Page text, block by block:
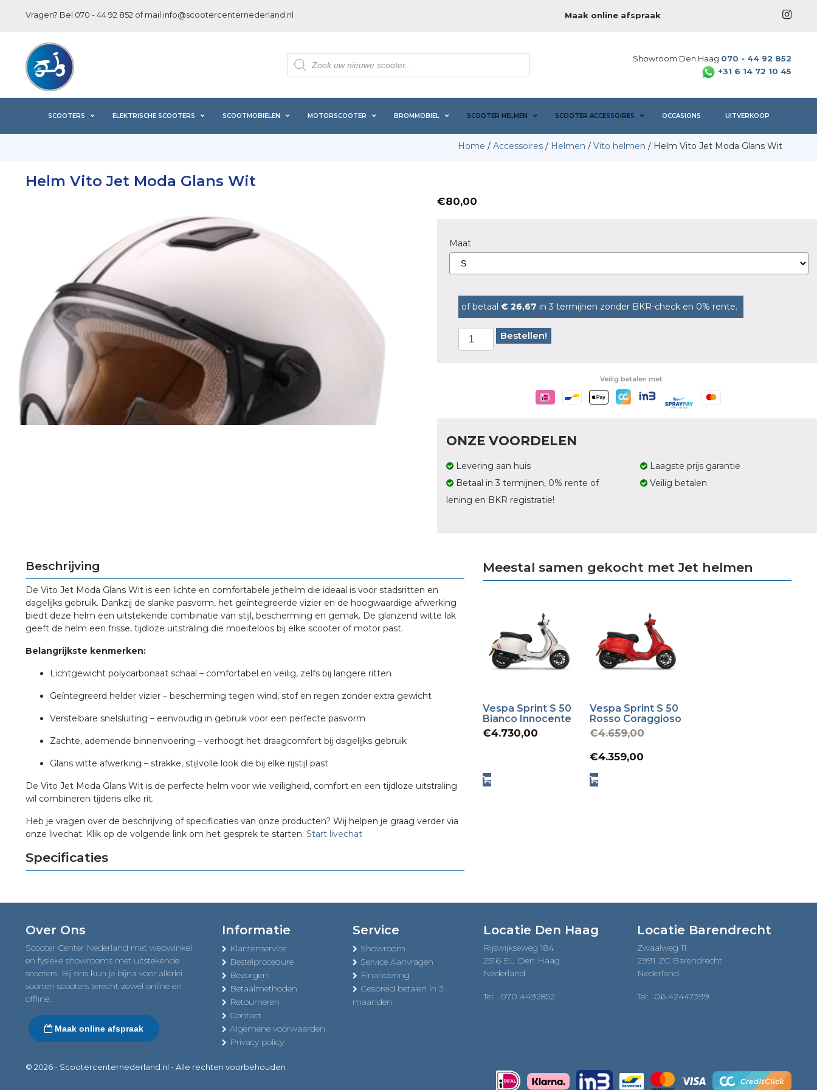
Vragen? Bel 070 - 44 92 852 of mail info@scootercenternederland.nl Maak online afspraak
Producten
zoeken
Showroom Den Haag 070 - 44 92 852
+31 6 14 72 10 45
SCOOTERS ELEKTRISCHE SCOOTERS SCOOTMOBIELEN MOTORSCOOTER BROMMOBIEL SCOOTER HELMEN SCOOTER ACCESSOIRES OCCASIONS UITVERKOOP
Home / Accessoires / Helmen / Vito helmen / Helm Vito Jet Moda Glans Wit
Helm Vito Jet Moda Glans Wit
€80,00
Maat
of betaal € 26,67 in 3 termijnen zonder BKR-check en 0% rente.
Bestellen!
Veilig betalen met
ONZE VOORDELEN
Levering aan huis
Betaal in 3 termijnen, 0% rente of
lening en BKR registratie!
Laagste prijs garantie
Veilig betalen
Beschrijving
De Vito Jet Moda Glans Wit is een lichte en comfortabele jethelm die ideaal is voor stadsritten en
dagelijks gebruik. Dankzij de slanke pasvorm, het geïntegreerde vizier en de hoogwaardige afwerking
biedt deze helm een uitstekende combinatie van stijl, bescherming en gemak. De glanzend witte lak
geeft de helm een frisse, tijdloze uitstraling die moeiteloos bij elke scooter of motor past.
Belangrijkste kenmerken:
Lichtgewicht polycarbonaat schaal – comfortabel en veilig, zelfs bij langere ritten
Geïntegreerd helder vizier – bescherming tegen wind, stof en regen zonder extra gewicht
Verstelbare snelsluiting – eenvoudig in gebruik voor een perfecte pasvorm
Zachte, ademende binnenvoering – verhoogt het draagcomfort bij dagelijks gebruik
Glans witte afwerking – strakke, stijlvolle look die bij elke rijstijl past
De Vito Jet Moda Glans Wit is de perfecte helm voor wie veiligheid, comfort en een tijdloze uitstraling
wil combineren tijdens elke rit.
Heb je vragen over de beschrijving of specificaties van onze producten? Wij helpen je graag verder via
onze livechat. Klik op de volgende link om het gesprek te starten: Start livechat
Specificaties
Meestal samen gekocht met Jet helmen
Vespa Sprint S 50
Bianco Innocente
€4.730,00
Vespa Sprint S 50
Rosso Coraggioso
€4.659,00Oorspronkelijke
€4.359,00Huidige
Over Ons
Scooter Center Nederland met webwinkel
en fysieke showrooms met uitstekende
scooters. Bij ons kun je bijna voor allerlei
soorten scooters terecht zowel online en
offline.
Maak online afspraak
Informatie
Klantenservice
Bestelprocedure
Bezorgen
Betaalmethoden
Retourneren
Contact
Algemene voorwaarden
Privacy policy
Service
Showroom
Service Aanvragen
Financiering
Gespreid betalen in 3
maanden
Locatie Den Haag
Rijswijkseweg 184
2516 EL Den Haag
Nederland
Tel: 070 4492852
Locatie Barendrecht
Zwaalweg 11
2991 ZC Barendrecht
Nederland
Tel: 06 42447399
© 2026 - Scootercenternederland.nl - Alle rechten voorbehouden